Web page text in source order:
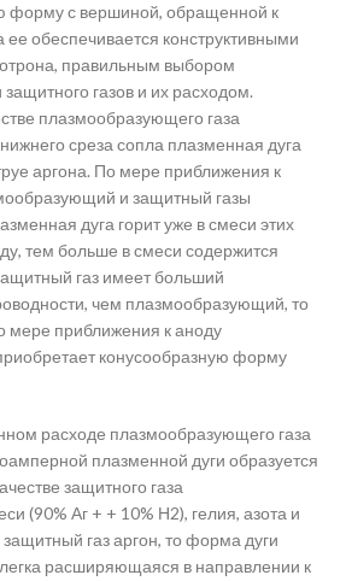
форму с вершиной, обращенной к
обеспечивается конструктивными
правильным выбором
газов и их расходом.
плазмообразующего газа
среза сопла плазменная дуга
аргона. По мере приближения к
и защитный газы
дуга горит уже в смеси этих
тем больше в смеси содержится
газ имеет больший
чем плазмообразующий, то
мере приближения к аноду
конусообразную форму
расходе плазмообразующего газа
плазменной дуги образуется
защитного газа
(90% Аг + + 10% Н2), гелия, азота и
защитный газ аргон, то форма дуги
расширяющаяся в направлении к